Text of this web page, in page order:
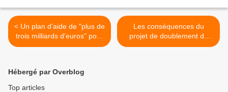
< Un plan d'aide de "plus de
trois milliards d'euros" pour
les transports marseillais ?
Les conséquences du
projet de doublement du
Lyon-Turin selon la CIPRA >
Hébergé par Overblog
Top articles